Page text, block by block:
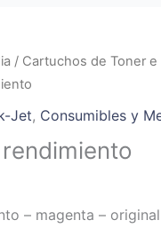
/ Cartuchos de Toner e
Jet, Consumibles y
– magenta –